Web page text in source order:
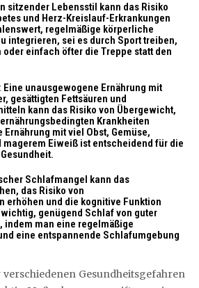
sitzender Lebensstil kann das Risiko
und Herz-Kreislauf-Erkrankungen
regelmäßige körperliche
integrieren, sei es durch Sport treiben,
einfach öfter die Treppe statt den
Eine unausgewogene Ernährung mit
gesättigten Fettsäuren und
kann das Risiko von Übergewicht,
Krankheiten
mit viel Obst, Gemüse,
Eiweiß ist entscheidend für die
Schlafmangel kann das
das Risiko von
erhöhen und die kognitive Funktion
genügend Schlaf von guter
indem man eine regelmäßige
eine entspannende Schlafumgebung
Gesundheitsgefahren